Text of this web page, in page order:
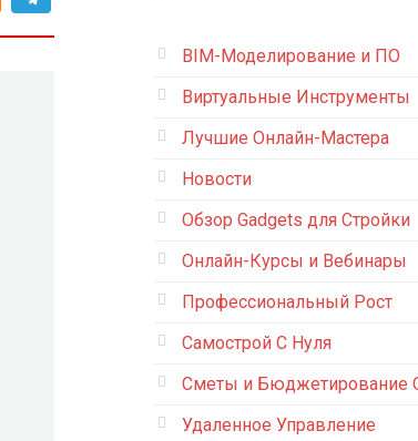
BIM-Моделирование и ПО
Виртуальные Инструменты
Лучшие Онлайн-Мастера
Новости
Обзор Gadgets для Стройки
Онлайн-Курсы и Вебинары
Профессиональный Рост
Самострой С Нуля
Сметы и Бюджетирование
Удаленное Управление